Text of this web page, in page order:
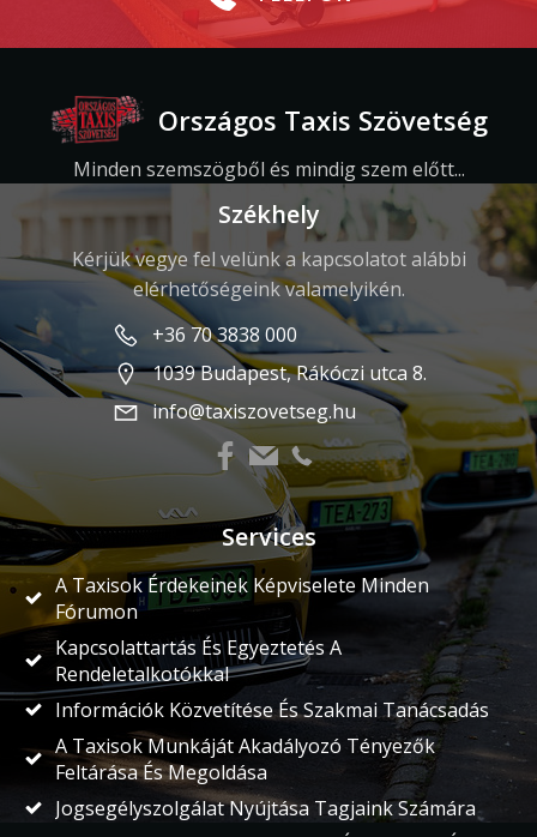
Országos Taxis Szövetség
Minden szemszögből és mindig szem előtt...
Székhely
Kérjük vegye fel velünk a kapcsolatot alábbi
elérhetőségeink valamelyikén.
+36 70 3838 000
1039 Budapest, Rákóczi utca 8.
info@taxiszovetseg.hu
Services
A Taxisok Érdekeinek Képviselete Minden
Fórumon
Kapcsolattartás És Egyeztetés A
Rendeletalkotókkal
Információk Közvetítése És Szakmai Tanácsadás
A Taxisok Munkáját Akadályozó Tényezők
Feltárása És Megoldása
Jogsegélyszolgálat Nyújtása Tagjaink Számára